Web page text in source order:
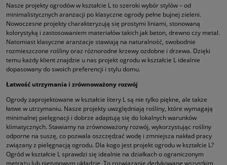
Nasze projekty ogrodów w kształcie L to szeroki wybór stylów – od
minimalistycznych aranżacji po klasyczne ogrody pełne bujnej zieleni.
Nowoczesne projekty charakteryzują się prostymi liniami, stonowaną
kolorystyką i zastosowaniem materiałów takich jak beton, drewno czy metal.
Natomiast klasyczne aranżacje stawiają na naturalność, swobodnie
rozmieszczone rośliny oraz różnorodne krzewy ozdobne i drzewa. Dzięki
temu każdy klient znajdzie u nas projekt ogrodu w kształcie L idealnie
dopasowany do swoich preferencji i stylu domu.
Łatwość utrzymania i zrównoważony rozwój
Ogrody zaprojektowane w kształcie litery L są nie tylko piękne, ale także
łatwe w utrzymaniu. Nasze projekty uwzględniają rośliny, które wymagają
minimalnej pielęgnacji i dobrze adaptują się do lokalnych warunków
klimatycznych. Stawiamy na zrównoważony rozwój, wykorzystując rośliny
odporne na suszę, co pozwala oszczędzać wodę i zmniejsza nakład pracy
związany z pielęgnacją ogrodu. Dla kogo jest projekt ogrodu w kształcie L?
Ogród w kształcie L sprawdzi się idealnie na działkach o ograniczonym
metrażu lub nietypowym układzie. To rozwiązanie dedykowane wszystkim,